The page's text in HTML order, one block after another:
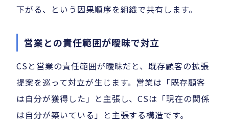
下がる、という因果順序を組織で共有します。
営業との責任範囲が曖昧で対立
CSと営業の責任範囲が曖昧だと、既存顧客の拡張
提案を巡って対立が生じます。営業は「既存顧客
は自分が獲得した」と主張し、CSは「現在の関係
は自分が築いている」と主張する構造です。